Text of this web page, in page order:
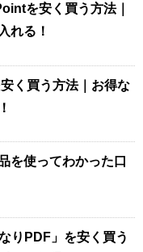
を安く買う方法｜
れる！
く買う方法｜お得な
を使ってわかった口
りPDF」を安く買う